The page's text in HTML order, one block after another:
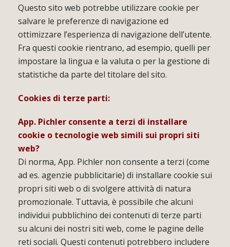
Questo sito web potrebbe utilizzare cookie per
salvare le preferenze di navigazione ed
ottimizzare l’esperienza di navigazione dell’utente.
Fra questi cookie rientrano, ad esempio, quelli per
impostare la lingua e la valuta o per la gestione di
statistiche da parte del titolare del sito.
Cookies di terze parti:
App. Pichler consente a terzi di installare
cookie o tecnologie web simili sui propri siti
web?
Di norma, App. Pichler non consente a terzi (come
ad es. agenzie pubblicitarie) di installare cookie sui
propri siti web o di svolgere attività di natura
promozionale. Tuttavia, è possibile che alcuni
individui pubblichino dei contenuti di terze parti
su alcuni dei nostri siti web, come le pagine delle
reti sociali. Questi contenuti potrebbero includere